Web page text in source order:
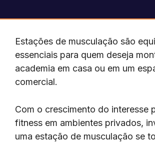
Estações de musculação são
essenciais para quem deseja
academia em casa ou em um
comercial.
Com o crescimento do interesse
fitness em ambientes privados,
uma estação de musculação se